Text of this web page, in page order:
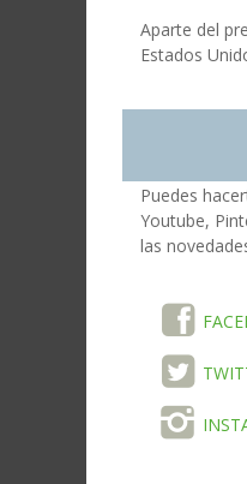
Aparte del
Estados
Puedes
Youtube,
las